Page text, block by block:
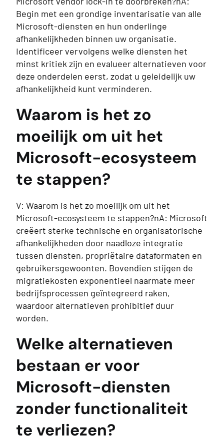
Begin met een grondige inventarisatie van alle
Microsoft-diensten en hun onderlinge
afhankelijkheden binnen uw organisatie.
Identificeer vervolgens welke diensten het
minst kritiek zijn en evalueer alternatieven voor
deze onderdelen eerst, zodat u geleidelijk uw
afhankelijkheid kunt verminderen.
Waarom is het zo
moeilijk om uit het
Microsoft-ecosysteem
te stappen?
V: Waarom is het zo moeilijk om uit het
Microsoft-ecosysteem te stappen?nA: Microsoft
creëert sterke technische en organisatorische
afhankelijkheden door naadloze integratie
tussen diensten, propriëtaire dataformaten en
gebruikersgewoonten. Bovendien stijgen de
migratiekosten exponentieel naarmate meer
bedrijfsprocessen geïntegreerd raken,
waardoor alternatieven prohibitief duur
worden.
Welke alternatieven
bestaan er voor
Microsoft-diensten
zonder functionaliteit
te verliezen?